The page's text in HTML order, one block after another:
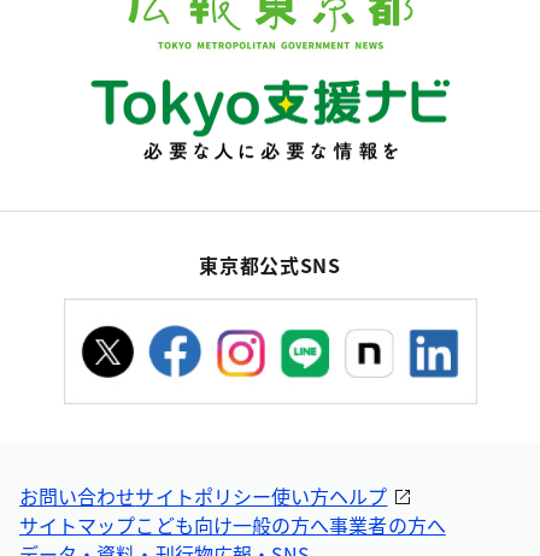
東京都公式SNS
お問い合わせサイトポリシー使い方ヘルプ
サイトマップこども向け一般の方へ事業者の方へ